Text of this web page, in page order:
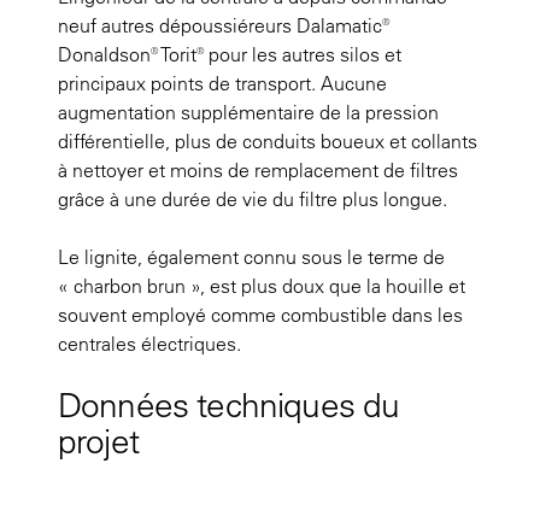
neuf autres dépoussiéreurs Dalamatic®
Donaldson® Torit® pour les autres silos et
principaux points de transport. Aucune
augmentation supplémentaire de la pression
différentielle, plus de conduits boueux et collants
à nettoyer et moins de remplacement de filtres
grâce à une durée de vie du filtre plus longue.
Le lignite, également connu sous le terme de
« charbon brun », est plus doux que la houille et
souvent employé comme combustible dans les
centrales électriques.
Données techniques du
projet